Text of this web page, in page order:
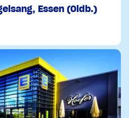
Essen (Oldb.)